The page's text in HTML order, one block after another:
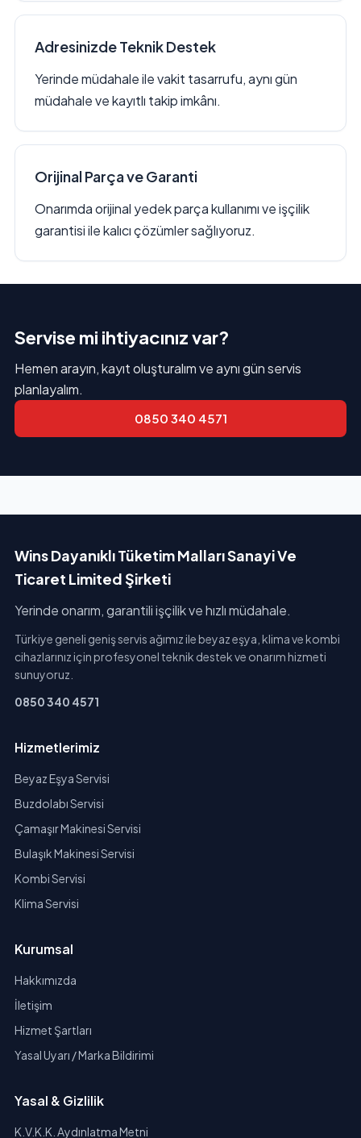
Adresinizde Teknik Destek
Yerinde müdahale ile vakit tasarrufu, aynı gün
müdahale ve kayıtlı takip imkânı.
Orijinal Parça ve Garanti
Onarımda orijinal yedek parça kullanımı ve işçilik
garantisi ile kalıcı çözümler sağlıyoruz.
Servise mi ihtiyacınız var?
Hemen arayın, kayıt oluşturalım ve aynı gün servis
planlayalım.
0850 340 4571
Wins Dayanıklı Tüketim Malları Sanayi Ve
Ticaret Limited Şirketi
Yerinde onarım, garantili işçilik ve hızlı müdahale.
Türkiye geneli geniş servis ağımız ile beyaz eşya, klima ve kombi
cihazlarınız için profesyonel teknik destek ve onarım hizmeti
sunuyoruz.
0850 340 4571
Hizmetlerimiz
Beyaz Eşya Servisi
Buzdolabı Servisi
Çamaşır Makinesi Servisi
Bulaşık Makinesi Servisi
Kombi Servisi
Klima Servisi
Kurumsal
Hakkımızda
İletişim
Hizmet Şartları
Yasal Uyarı / Marka Bildirimi
Yasal & Gizlilik
K.V.K.K. Aydınlatma Metni